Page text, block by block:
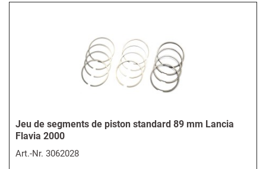
Jeu de segments de piston standard 89 mm Lancia
Flavia 2000
Art.-Nr.3062028